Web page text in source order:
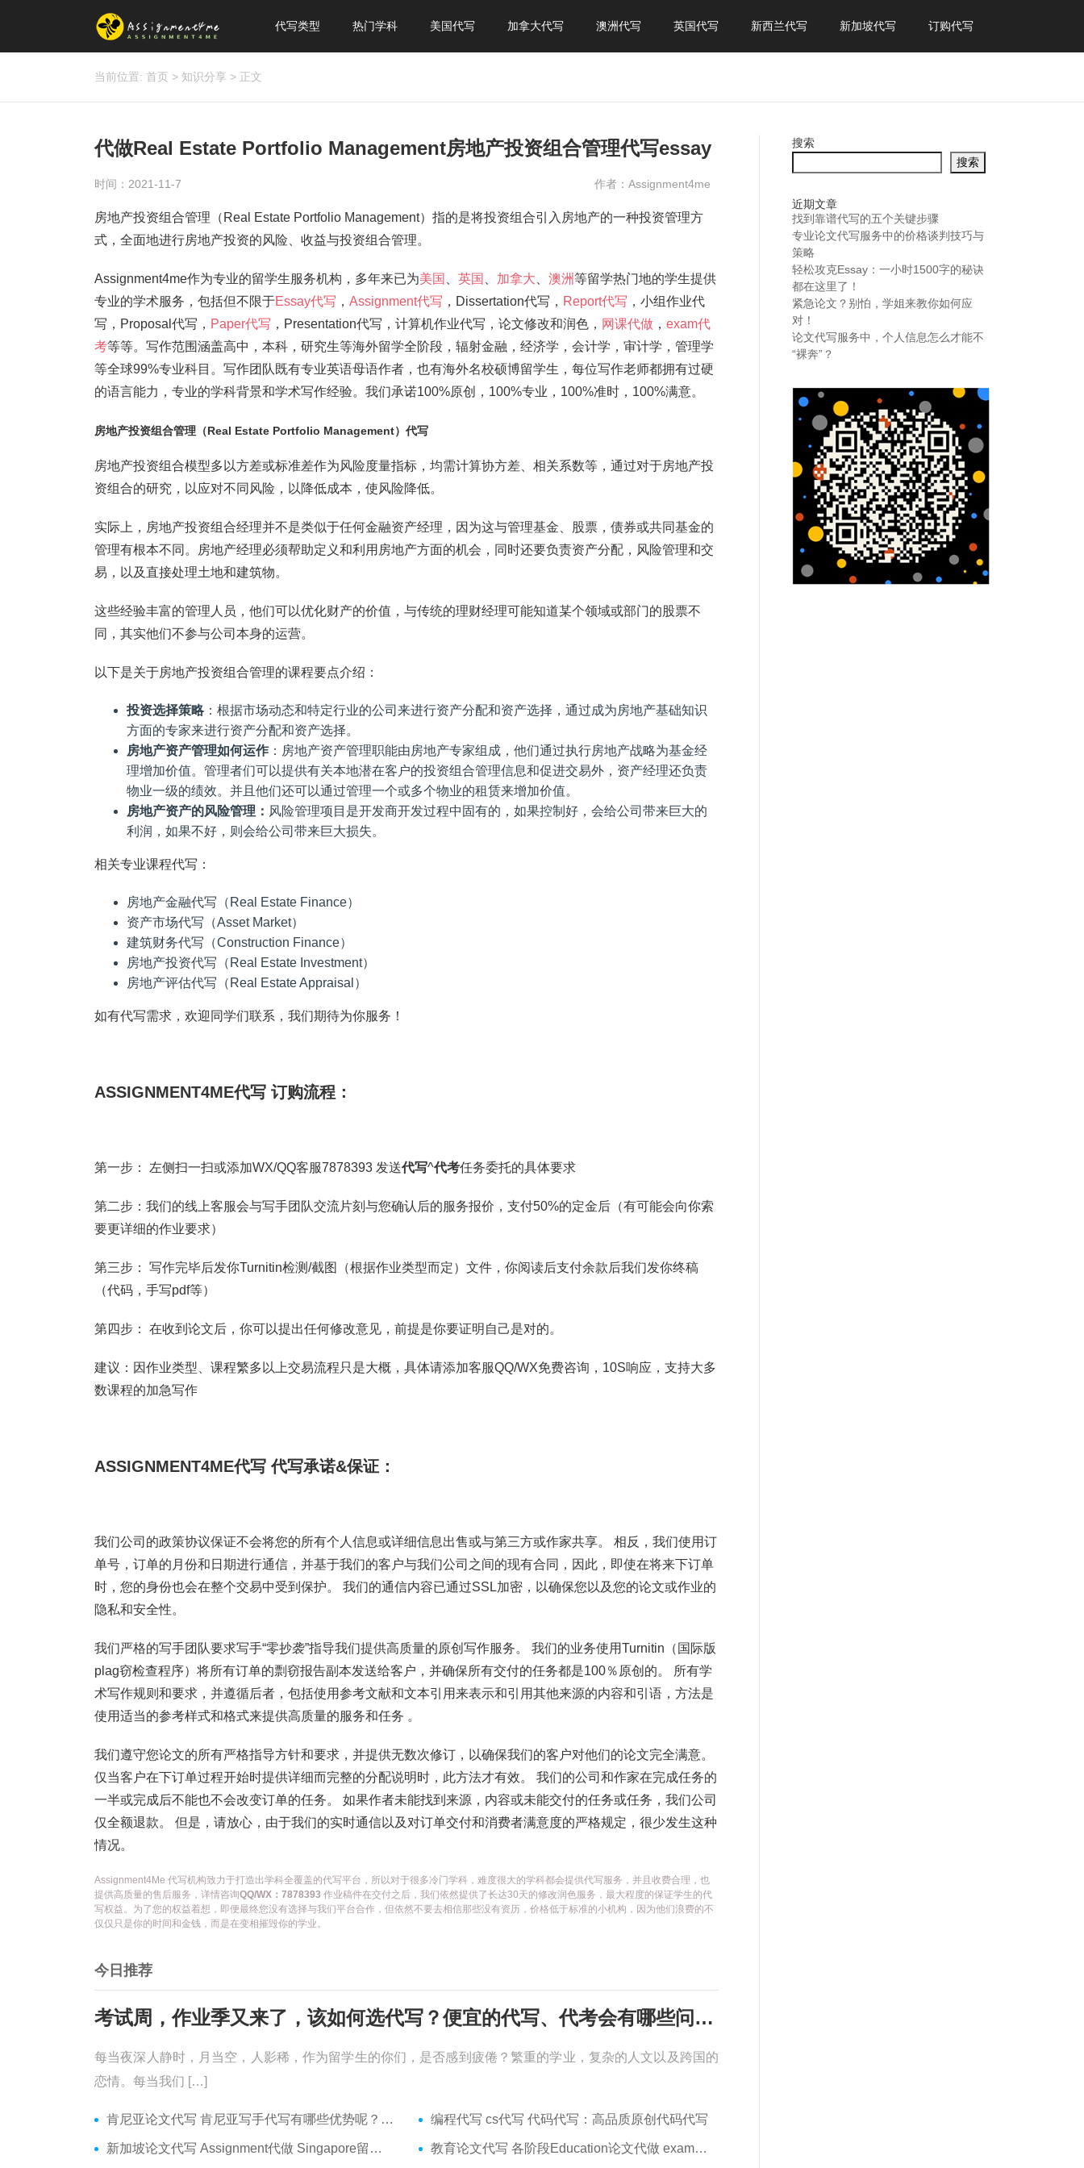
代写类型 热门学科 美国代写 加拿大代写 澳洲代写 英国代写 新西兰代写 新加坡代写 订购代写
当前位置: 首页 > 知识分享 > 正文
代做Real Estate Portfolio Management房地产投资组合管理代写essay
时间：2021-11-7 作者：Assignment4me
房地产投资组合管理（Real Estate Portfolio Management）指的是将投资组合引入房地产的一种投资管理方
式，全面地进行房地产投资的风险、收益与投资组合管理。
Assignment4me作为专业的留学生服务机构，多年来已为美国 英国 加拿大 澳洲等留学热门地的学生提供
专业的学术服务，包括但不限于Essay代写 ， Assignment代写 ，Dissertation代写， Report代写 ，小组作业代
写，Proposal代写， Paper代写 ，Presentation代写，计算机作业代写，论文修改和润色， 网课代做 ， exam代
考等等。写作范围涵盖高中，本科，研究生等海外留学全阶段，辐射金融，经济学，会计学，审计学，管理学
等全球99%专业科目。写作团队既有专业英语母语作者，也有海外名校硕博留学生，每位写作老师都拥有过硬
的语言能力，专业的学科背景和学术写作经验。我们承诺100%原创，100%专业，100%准时，100%满意。
房地产投资组合管理（Real Estate Portfolio Management）代写
房地产投资组合模型多以方差或标准差作为风险度量指标，均需计算协方差、相关系数等，通过对于房地产投
资组合的研究，以应对不同风险，以降低成本，使风险降低。
实际上，房地产投资组合经理并不是类似于任何金融资产经理，因为这与管理基金、股票，债券或共同基金的
管理有根本不同。房地产经理必须帮助定义和利用房地产方面的机会，同时还要负责资产分配，风险管理和交
易，以及直接处理土地和建筑物。
这些经验丰富的管理人员，他们可以优化财产的价值，与传统的理财经理可能知道某个领域或部门的股票不
同，其实他们不参与公司本身的运营。
以下是关于房地产投资组合管理的课程要点介绍：
投资选择策略：根据市场动态和特定行业的公司来进行资产分配和资产选择，通过成为房地产基础知识
方面的专家来进行资产分配和资产选择。
房地产资产管理如何运作 ：房地产资产管理职能由房地产专家组成，他们通过执行房地产战略为基金经
理增加价值。管理者们可以提供有关本地潜在客户的投资组合管理信息和促进交易外，资产经理还负责
物业一级的绩效。并且他们还可以通过管理一个或多个物业的租赁来增加价值。
房地产资产的风险管理： 风险管理项目是开发商开发过程中固有的，如果控制好，会给公司带来巨大的
利润，如果不好，则会给公司带来巨大损失。
相关专业课程代写：
房地产金融代写（Real Estate Finance）
资产市场代写（Asset Market）
建筑财务代写（Construction Finance）
房地产投资代写（Real Estate Investment）
房地产评估代写（Real Estate Appraisal）
如有代写需求，欢迎同学们联系，我们期待为你服务！
ASSIGNMENT4ME代写 订购流程：
第一步： 左侧扫一扫或添加WX/QQ客服7878393 发送代写^代考任务委托的具体要求
第二步：我们的线上客服会与写手团队交流片刻与您确认后的服务报价，支付50%的定金后（有可能会向你索
要更详细的作业要求）
第三步： 写作完毕后发你Turnitin检测/截图（根据作业类型而定）文件，你阅读后支付余款后我们发你终稿
（代码，手写pdf等）
第四步： 在收到论文后，你可以提出任何修改意见，前提是你要证明自己是对的。
建议：因作业类型、课程繁多以上交易流程只是大概，具体请添加客服QQ/WX免费咨询，10S响应，支持大多
数课程的加急写作
ASSIGNMENT4ME代写代写承诺&保证：
我们公司的政策协议保证不会将您的所有个人信息或详细信息出售或与第三方或作家共享。 相反，我们使用订
单号，订单的月份和日期进行通信，并基于我们的客户与我们公司之间的现有合同，因此，即使在将来下订单
时，您的身份也会在整个交易中受到保护。 我们的通信内容已通过SSL加密，以确保您以及您的论文或作业的
隐私和安全性。
我们严格的写手团队要求写手“零抄袭”指导我们提供高质量的原创写作服务。 我们的业务使用Turnitin（国际版
plag窃检查程序）将所有订单的剽窃报告副本发送给客户，并确保所有交付的任务都是100％原创的。 所有学
术写作规则和要求，并遵循后者，包括使用参考文献和文本引用来表示和引用其他来源的内容和引语，方法是
使用适当的参考样式和格式来提供高质量的服务和任务 。
我们遵守您论文的所有严格指导方针和要求，并提供无数次修订，以确保我们的客户对他们的论文完全满意。
仅当客户在下订单过程开始时提供详细而完整的分配说明时，此方法才有效。 我们的公司和作家在完成任务的
一半或完成后不能也不会改变订单的任务。 如果作者未能找到来源，内容或未能交付的任务或任务，我们公司
仅全额退款。 但是，请放心，由于我们的实时通信以及对订单交付和消费者满意度的严格规定，很少发生这种
情况。
Assignment4Me 代写机构致力于打造出学科全覆盖的代写平台，所以对于很多冷门学科，难度很大的学科都会提供代写服务，并且收费合理，也
提供高质量的售后服务，详情咨询QQ/WX：7878393 作业稿件在交付之后，我们依然提供了长达30天的修改润色服务，最大程度的保证学生的代
写权益。为了您的权益着想，即便最终您没有选择与我们平台合作，但依然不要去相信那些没有资历，价格低于标准的小机构，因为他们浪费的不
仅仅只是你的时间和金钱，而是在变相摧毁你的学业。
今日推荐
考试周，作业季又来了，该如何选代写？便宜的代写、代考会有哪些问题？
每当夜深人静时，月当空，人影稀，作为留学生的你们，是否感到疲倦？繁重的学业，复杂的人文以及跨国的
恋情。每当我们 […]
肯尼亚论文代写 肯尼亚写手代写有哪些优势呢？价格便宜吗？ 编程代写 cs代写 代码代写：高品质原创代码代写
新加坡论文代写 Assignment代做 Singapore留学生论文代写服务 教育论文代写 各阶段Education论文代做 exam代考
搜索
搜索
近期文章
找到靠谱代写的五个关键步骤
专业论文代写服务中的价格谈判技巧与
策略
轻松攻克Essay：一小时1500字的秘诀
都在这里了！
紧急论文？别怕，学姐来教你如何应
对！
论文代写服务中，个人信息怎么才能不
“裸奔”？